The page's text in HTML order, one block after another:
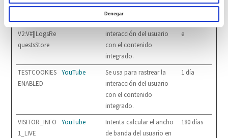
Denegar
integrado.
LogsDatabase
V2:V#||LogsRe
questsStore
YouTube
Se usa para rastrear la
interacción del usuario
con el contenido
integrado.
Persistent
e
TESTCOOKIES
ENABLED
YouTube
Se usa para rastrear la
interacción del usuario
con el contenido
integrado.
1 día
VISITOR_INFO
1_LIVE
YouTube
Intenta calcular el ancho
de banda del usuario en
180 días